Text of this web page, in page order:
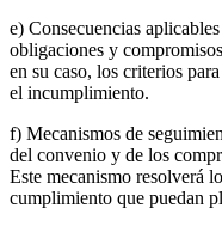
e) Consecuencias
obligaciones y
en su caso, los criterios
el incumplimiento.
f) Mecanismos de
del convenio y de los
Este mecanismo resolverá
cumplimiento que puedan